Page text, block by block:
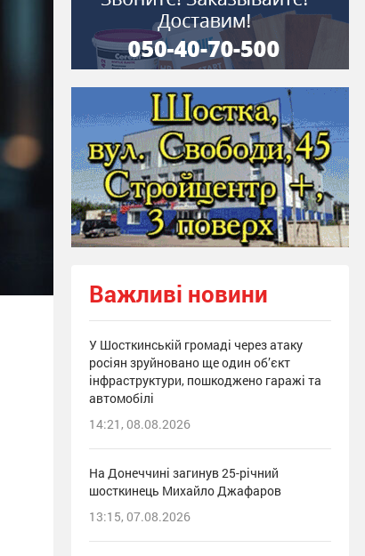
Важливі новини
У Шосткинській громаді через атаку
росіян зруйновано ще один об’єкт
інфраструктури, пошкоджено гаражі та
автомобілі
14:21, 08.08.2026
На Донеччині загинув 25-річний
шосткинець Михайло Джафаров
13:15, 07.08.2026